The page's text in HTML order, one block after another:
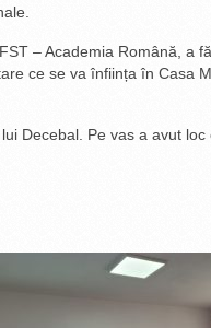
– Academia Română, a
ce se va înființa în Casa
Decebal. Pe vas a avut